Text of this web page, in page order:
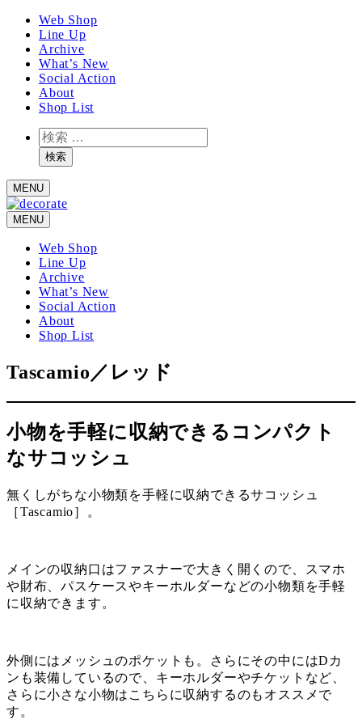
動
Web Shop
Line Up
Archive
What’s New
Social Action
About
Shop List
検
索検索
MENU
MENU
Web Shop
Line Up
Archive
What’s New
Social Action
About
Shop List
Tascamio／レッド
小物を手軽に収納できるコンパクト
なサコッシュ
無くしがちな小物類を手軽に収納できるサコッシュ
［Tascamio］。
メインの収納口はファスナーで大きく開くので、スマホ
や財布、パスケースやキーホルダーなどの小物類を手軽
に収納できます。
外側にはメッシュのポケットも。さらにその中にはDカ
ンも装備しているので、キーホルダーやチケットなど、
さらに小さな小物はこちらに収納するのもオススメで
す。